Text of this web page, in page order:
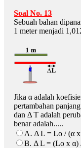
Soal No. 13
Sebuah bahan
1 meter menjadi
Jika α adalah
pertambahan
dan Δ T adalah
benar adalah.....
A. Δ L = Lo / (α
B. Δ L = (Lo x α)